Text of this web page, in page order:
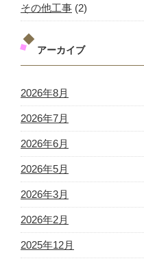
その他工事 (2)
アーカイブ
2026年8月
2026年7月
2026年6月
2026年5月
2026年3月
2026年2月
2025年12月